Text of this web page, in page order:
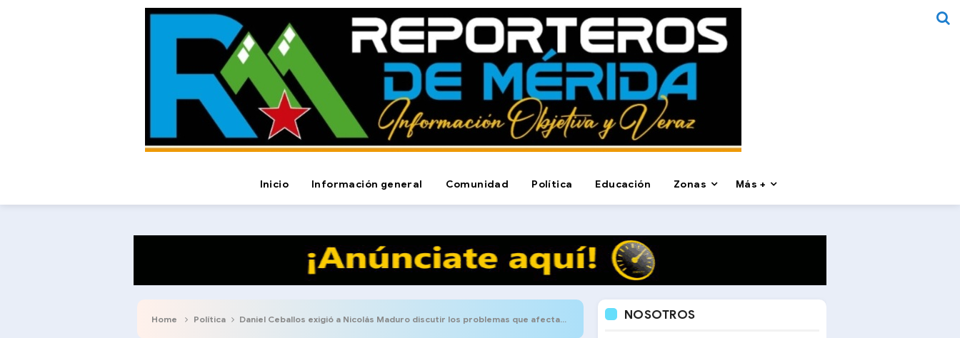
Inicio Información general Comunidad Política Educación Zonas Más +
Home Política Daniel Ceballos exigió a Nicolás Maduro discutir los problemas que afectan a la población venezolana NOSOTROS